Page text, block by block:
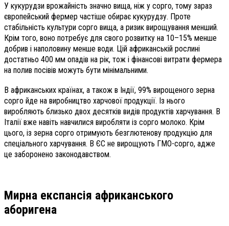
У кукурудзи врожайність значно вища, ніж у сорго, тому зараз
європейський фермер частіше обирає кукурудзу. Проте
стабільність культури сорго вища, а ризик вирощування менший.
Крім того, воно потребує для свого розвитку на 10–15% менше
добрив і наполовину менше води. Цій африканській рослині
достатньо 400 мм опадів на рік, тож і фінансові витрати фермера
на полив посівів можуть бути мінімальними.
В африканських країнах, а також в Індії, 99% вирощеного зерна
сорго йде на виробництво харчової продукції. Із нього
виробляють близько двох десятків видів продуктів харчування. В
Італії вже навіть навчилися виробляти із сорго молоко. Крім
цього, із зерна сорго отримують безглютенову продукцію для
спеціального харчування. В ЄС не вирощують ГМО-сорго, адже
це заборонено законодавством.
Мирна експансія африканського
аборигена